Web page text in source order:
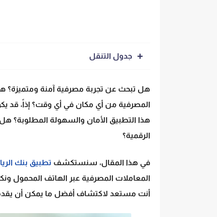
جدول التنقل
هل تبحث عن تجربة مصرفية آمنة ومتميزة؟
المصرفية من أي مكان في أي وقت؟ إذاً، قد
هذا التطبيق الأمان والسهولة المطلوبة؟
الرقمية؟
في هذا المقال، سنستكشف تطبيق بنك
المعاملات المصرفية عبر الهاتف
أنت مستعد لاكتشاف أفضل ما يمكن أن